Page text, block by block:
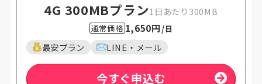
4G 300MBプラン1日あたり300MB
通常価格1,650円 /日
最安プラン LINE・メール
今すぐ申込む